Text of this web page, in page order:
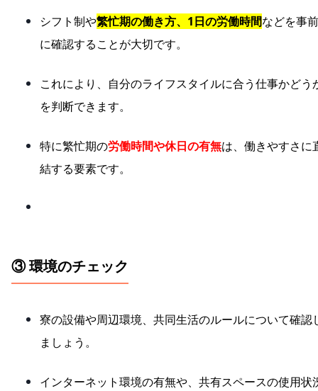
シフト制や繁忙期の働き方、1日の労働時間などを事前
に確認することが大切です。
これにより、自分のライフスタイルに合う仕事かどう
を判断できます。
特に繁忙期の労働時間や休日の有無は、働きやすさに
結する要素です。
③ 環境のチェック
寮の設備や周辺環境、共同生活のルールについて確認
ましょう。
インターネット環境の有無や、共有スペースの使用状